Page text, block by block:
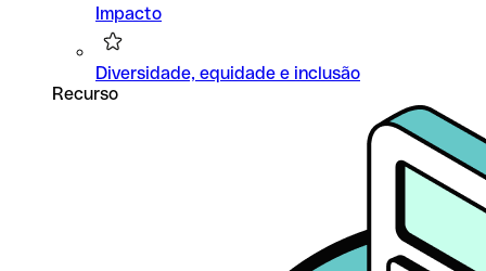
Impacto
Diversidade, equidade e inclusão
Recurso